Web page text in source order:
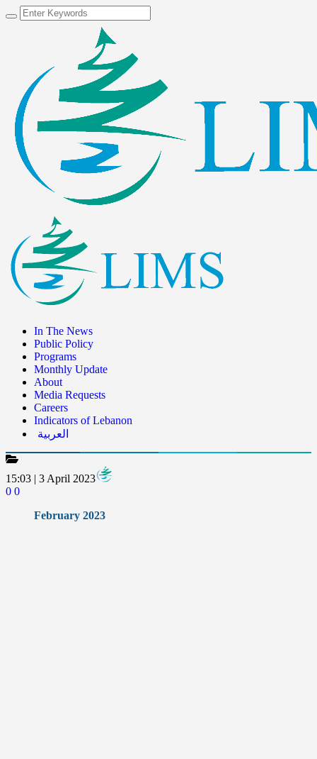
In The News
Public Policy
Programs
Monthly Update
About
Media Requests
Careers
Indicators of Lebanon
العربية
15:03 | 3 April 2023
0 0
February 2023